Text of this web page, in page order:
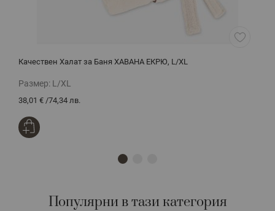
Качествен Халат за Баня ХАВАНА ЕКРЮ, L/XL
Размер: L/XL
38,01 € /74,34 лв.
Популярни в тази категория